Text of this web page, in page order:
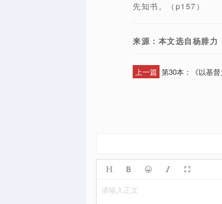
先知书。（p157）
来源：本文选自杨腓力
上一篇 第30本：《以基
请输入正文